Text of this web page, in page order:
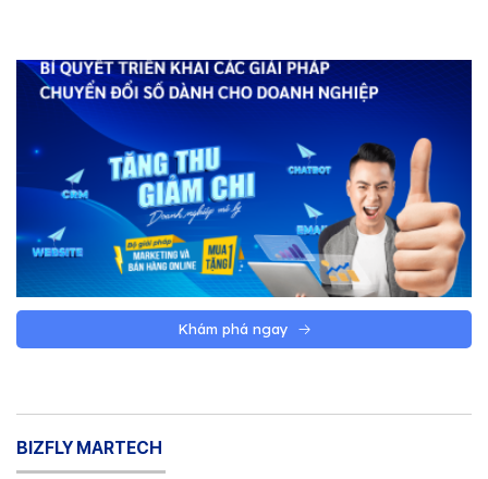
Khám phá ngay
BIZFLY MARTECH